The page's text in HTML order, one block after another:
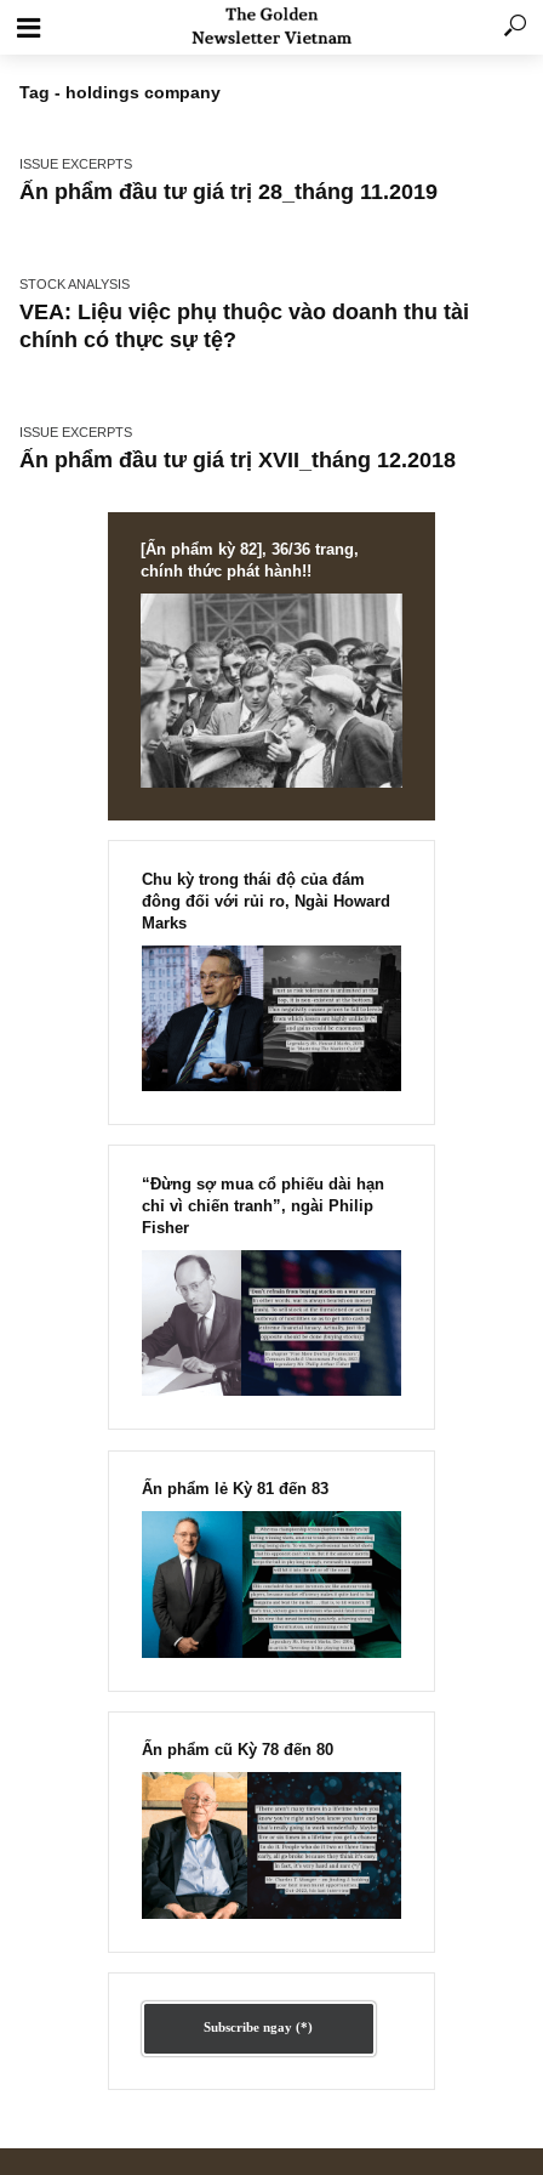
Tag - holdings company
ISSUE EXCERPTS
Ấn phẩm đầu tư giá trị 28_tháng 11.2019
STOCK ANALYSIS
VEA: Liệu việc phụ thuộc vào doanh thu tài
Ấn phẩm đầu tư giá trị XVII_tháng 12.2018
[Ấn phẩm kỳ 82], 36/36 trang,
chính thức phát hành!!
Chu kỳ trong thái độ của đám
đông đối với rủi ro, Ngài Howard
Marks
“Đừng sợ mua cổ phiếu dài hạn
chỉ vì chiến tranh”, ngài Philip
Fisher
Ấn phẩm lẻ Kỳ 81 đến 83